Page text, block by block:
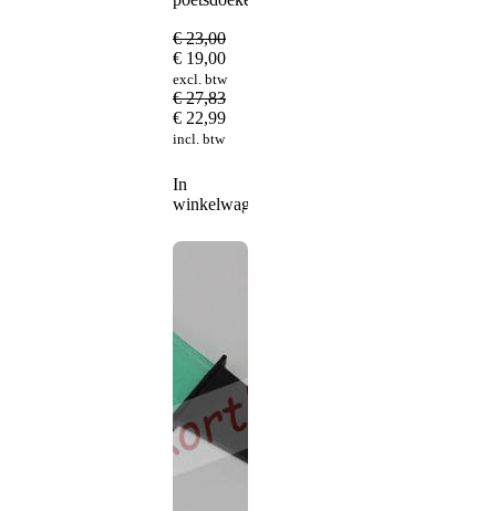
€23,00
€ 19,00
excl. btw
€27,83
€ 22,99
incl. btw
In
winkelwagen